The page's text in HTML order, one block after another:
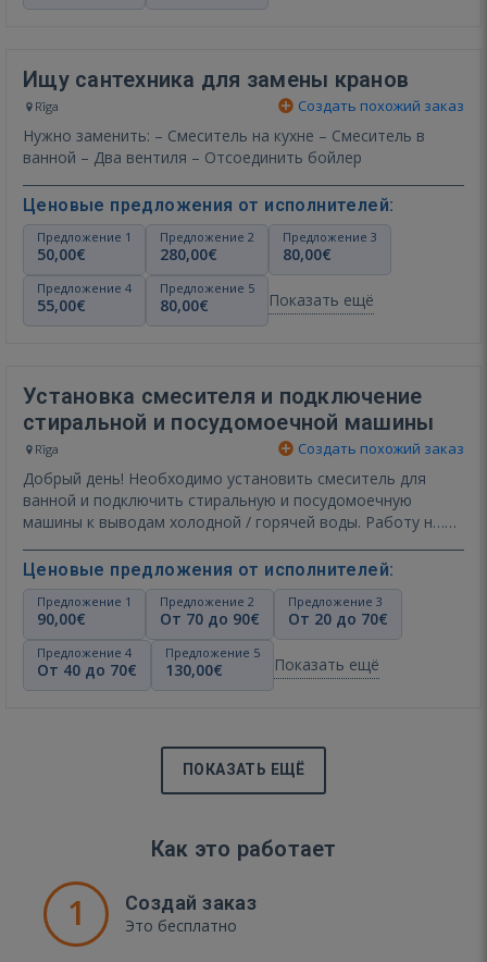
Ищу сантехника для замены кранов
Rīga Создать похожий заказ
Нужно заменить: – Смеситель на кухне – Смеситель в
ванной – Два вентиля – Отсоединить бойлер
Ценовые предложения от исполнителей:
Предложение 1
50,00€
Предложение 2
280,00€
Предложение 3
80,00€
Предложение 4
55,00€
Предложение 5
80,00€ Показать ещё
Установка смесителя и подключение
стиральной и посудомоечной машины
Rīga Создать похожий заказ
Добрый день! Необходимо установить смеситель для
ванной и подключить стиральную и посудомоечную
машины к выводам холодной / горячей воды. Работу н…
Ценовые предложения от исполнителей:
Предложение 1
90,00€
Предложение 2
От 70 до 90€
Предложение 3
От 20 до 70€
Предложение 4
От 40 до 70€
Предложение 5
130,00€ Показать ещё
ПОКАЗАТЬ ЕЩЁ
Как это работает
1 Создай заказ
Это бесплатно